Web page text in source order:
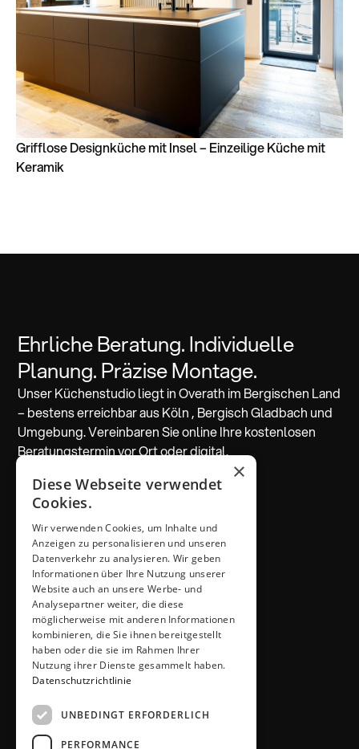
Grifflose Designküche mit Insel – Einzeilige Küche mit
Keramik
Ehrliche Beratung. Individuelle
Planung. Präzise Montage.
Unser Küchenstudio liegt in Overath im Bergischen Land
– bestens erreichbar aus Köln , Bergisch Gladbach und
Umgebung. Vereinbaren Sie online Ihre kostenlosen
Beratungstermin vor Ort oder digital.
Beratung vereinbaren
ADRESSE & KONTAKT
Küchen Thiemann
Thiemann GmbH
Krombacher Straße 4
51491 Overath
02206 / 6461
info@kuechen-thiemann.de
ÖFFNUNGSZEITEN
Mo – Fr
9 – 18 Uhr
Sa
9 – 13 Uhr
oder gerne nach Absprache
×
Diese Webseite verwendet
Cookies.
Wir verwenden Cookies, um Inhalte und
Anzeigen zu personalisieren und unseren
Datenverkehr zu analysieren. Wir geben
Informationen über Ihre Nutzung unserer
Website auch an unsere Werbe- und
Analysepartner weiter, die diese
möglicherweise mit anderen Informationen
kombinieren, die Sie ihnen bereitgestellt
haben oder die sie im Rahmen Ihrer
Nutzung ihrer Dienste gesammelt haben.
Datenschutzrichtlinie
UNBEDINGT ERFORDERLICH
PERFORMANCE